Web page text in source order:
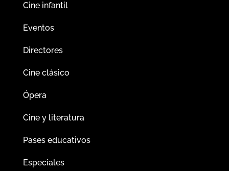
Cine infantil
Eventos
Directores
Cine clásico
Ópera
Cine y literatura
Pases educativos
Especiales